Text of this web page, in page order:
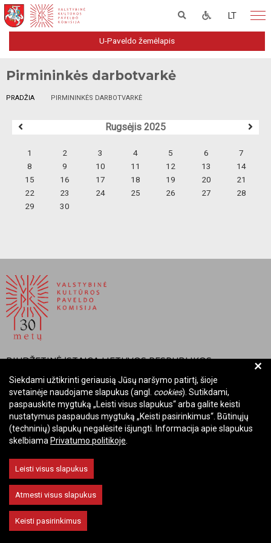
LT
U-Paveldo žemėlapis
Pirmininkės darbotvarkė
PRADŽIA PIRMININKĖS DARBOTVARKĖ
Rugsėjis 2025
1 2 3 4 5 6
7
8
9 10 11 12 13
14
15
16 17 18 19 20
21
22
23 24 25 26 27
28
29
30
BIUDŽETINĖ ĮSTAIGA LIETUVOS RESPUBLIKOS
VALSTYBINĖ KULTŪROS PAVELDO KOMISIJA
Įmonės kodas: Juridinių asmenų registre 288700520
Adresas: Rūdninkų g. 13, 01135 Vilnius
Telefonas: +370 699 13972
El. paštas: komisija@vkpk.lt
Keisti slapukų nustatymus
+
Siekdami užtikrinti geriausią Jūsų naršymo patirtį, šioje
svetainėje naudojame slapukus (angl. cookies). Sutikdami,
paspauskite mygtuką „Leisti visus slapukus“ arba galite keisti
nustatymus paspaudus mygtuką „Keisti pasirinkimus“. Būtinųjų
(techninių) slapukų negalėsite išjungti. Informacija apie slapukus
skelbiama Privatumo politikoje
Leisti visus slapukus
Atmesti visus slapukus
Keisti pasirinkimus